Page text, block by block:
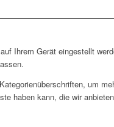
Ihrem Gerät eingestellt
um
haben kann, die wir